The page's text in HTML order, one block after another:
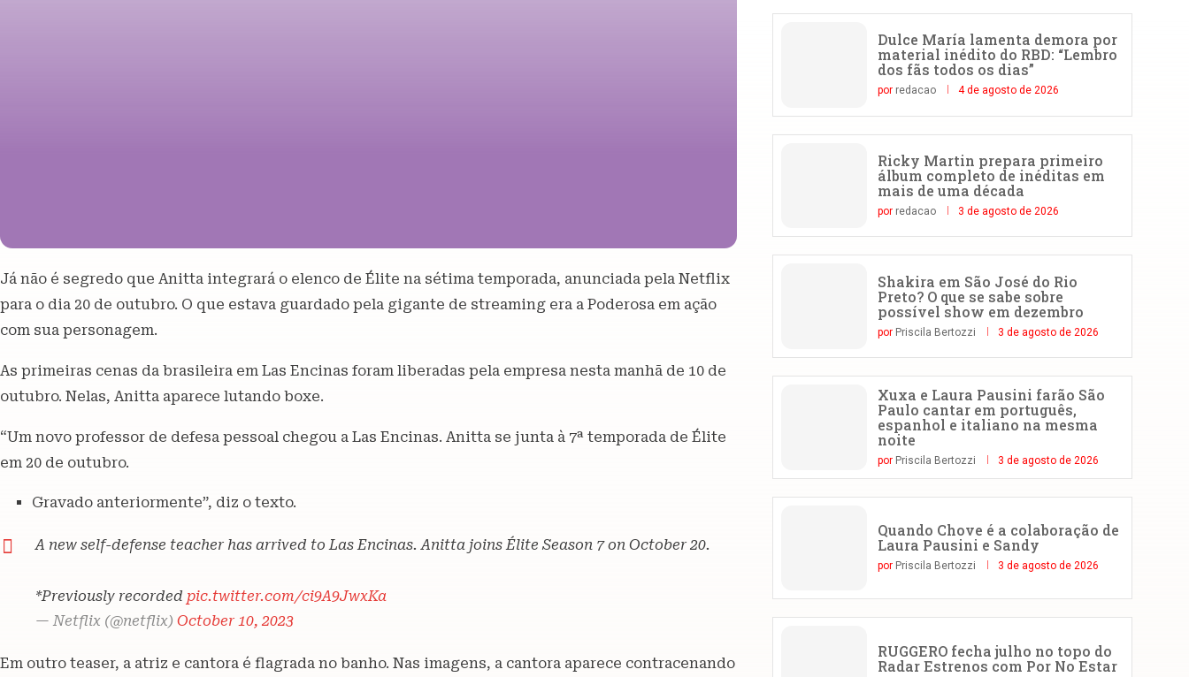
Já não é segredo que Anitta integrará o elenco de Élite na sétima temporada, anunciada pela Netflix
para o dia 20 de outubro. O que estava guardado pela gigante de streaming era a Poderosa em ação
com sua personagem.
As primeiras cenas da brasileira em Las Encinas foram liberadas pela empresa nesta manhã de 10 de
outubro. Nelas, Anitta aparece lutando boxe.
“Um novo professor de defesa pessoal chegou a Las Encinas. Anitta se junta à 7ª temporada de Élite
em 20 de outubro.
Gravado anteriormente”, diz o texto.
A new self-defense teacher has arrived to Las Encinas. Anitta joins Élite Season 7 on October 20.
*Previously recorded pic.twitter.com/ci9A9JwxKa
— Netflix (@netflix) October 10, 2023
Em outro teaser, a atriz e cantora é flagrada no banho. Nas imagens, a cantora aparece contracenando
Dulce María lamenta demora por
material inédito do RBD: “Lembro
dos fãs todos os dias”
por redacao 4 de agosto de 2026
Ricky Martin prepara primeiro
álbum completo de inéditas em
mais de uma década
por redacao 3 de agosto de 2026
Shakira em São José do Rio
Preto? O que se sabe sobre
possível show em dezembro
por Priscila Bertozzi 3 de agosto de 2026
Xuxa e Laura Pausini farão São
Paulo cantar em português,
espanhol e italiano na mesma
noite
por Priscila Bertozzi 3 de agosto de 2026
Quando Chove é a colaboração de
Laura Pausini e Sandy
por Priscila Bertozzi 3 de agosto de 2026
RUGGERO fecha julho no topo do
Radar Estrenos com Por No Estar